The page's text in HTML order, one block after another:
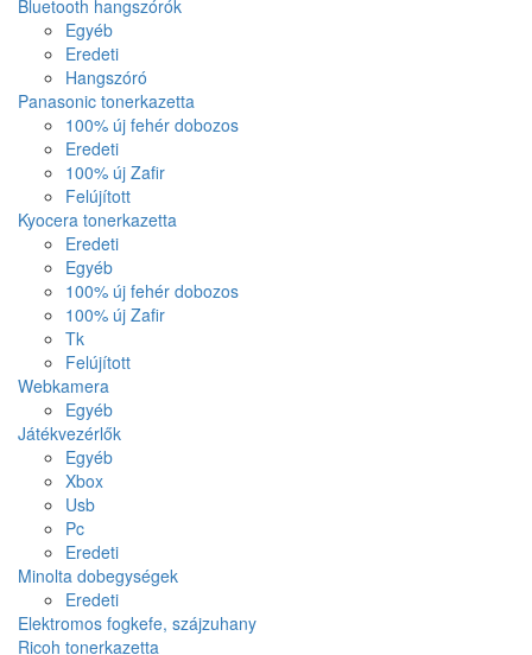
Bluetooth hangszórók
Egyéb
Eredeti
Hangszóró
Panasonic tonerkazetta
100% új fehér dobozos
Eredeti
100% új Zafir
Felújított
Kyocera tonerkazetta
Eredeti
Egyéb
100% új fehér dobozos
100% új Zafir
Tk
Felújított
Webkamera
Egyéb
Játékvezérlők
Egyéb
Xbox
Usb
Pc
Eredeti
Minolta dobegységek
Eredeti
Elektromos fogkefe, szájzuhany
Ricoh tonerkazetta